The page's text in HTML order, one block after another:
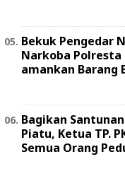
Bekuk Pengedar
Narkoba Polresta
amankan Barang
Bagikan
Piatu, Ketua TP.
Semua Orang